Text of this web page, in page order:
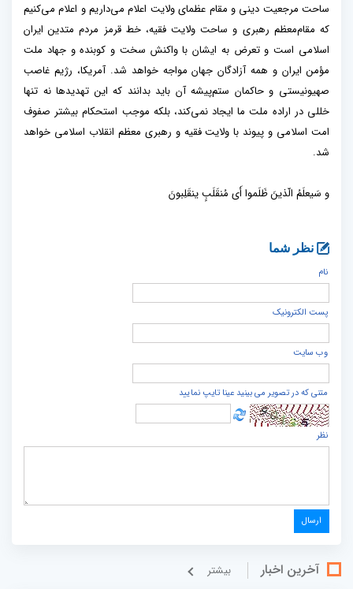
ساحت مرجعیت دینی و مقام عظمای ولایت اعلام می‌داریم و اعلام می‌کنیم
که مقام‌معظم رهبری و ساحت ولایت فقیه، خط قرمز مردم متدین ایران
اسلامی است و تعرض به ایشان با واکنش سخت و کوبنده و جهاد ملت
مؤمن ایران و همه آزادگان جهان مواجه خواهد شد. آمریکا، رژیم غاصب
صهیونیستی و حاکمان ستم‌پیشه آن باید بدانند که این تهدیدها نه‌ ‌تنها
خللی در اراده ملت ما ایجاد نمی‌کند، بلکه موجب استحکام بیشتر صفوف
امت اسلامی و پیوند با ولایت فقیه و رهبری معظم انقلاب اسلامی خواهد
شد.
و سَیعلَمُ الّذینَ ظَلَموا أَی مُنقَلَبٍ ینقَلِبونَ
نظر شما
نام
پست الكترونيک
وب سایت
متنی که در تصویر می بینید عینا تایپ نمایید
نظر
آخرین اخبار بيشتر